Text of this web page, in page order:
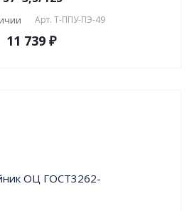
Арт. T-ППУ-ПЭ-49
11 739 ₽